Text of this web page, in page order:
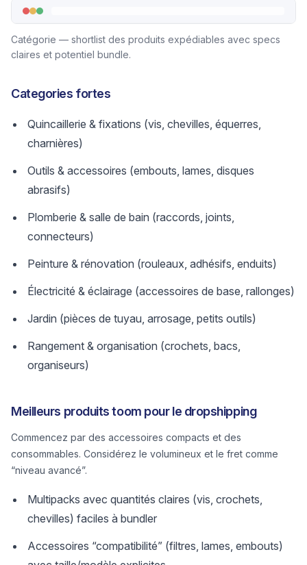
Catégorie — shortlist des produits expédiables avec specs
claires et potentiel bundle.
Categories fortes
Quincaillerie & fixations (vis, chevilles, équerres,
charnières)
Outils & accessoires (embouts, lames, disques
abrasifs)
Plomberie & salle de bain (raccords, joints,
connecteurs)
Peinture & rénovation (rouleaux, adhésifs, enduits)
Électricité & éclairage (accessoires de base, rallonges)
Jardin (pièces de tuyau, arrosage, petits outils)
Rangement & organisation (crochets, bacs,
organiseurs)
Meilleurs produits toom pour le dropshipping
Commencez par des accessoires compacts et des
consommables. Considérez le volumineux et le fret comme
“niveau avancé”.
Multipacks avec quantités claires (vis, crochets,
chevilles) faciles à bundler
Accessoires “compatibilité” (filtres, lames, embouts)